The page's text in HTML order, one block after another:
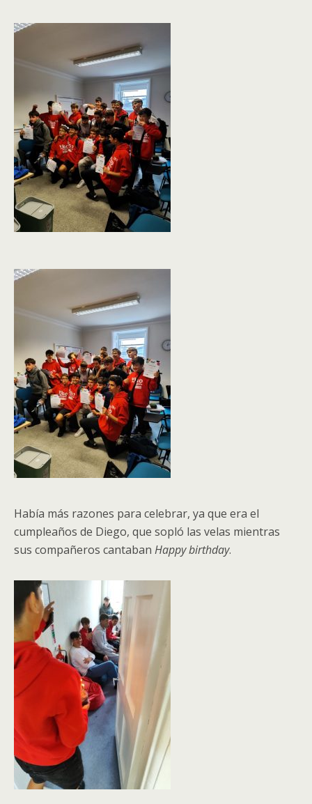
Había más razones para celebrar, ya que era el
cumpleaños de Diego, que sopló las velas mientras
sus compañeros cantaban Happy birthday.